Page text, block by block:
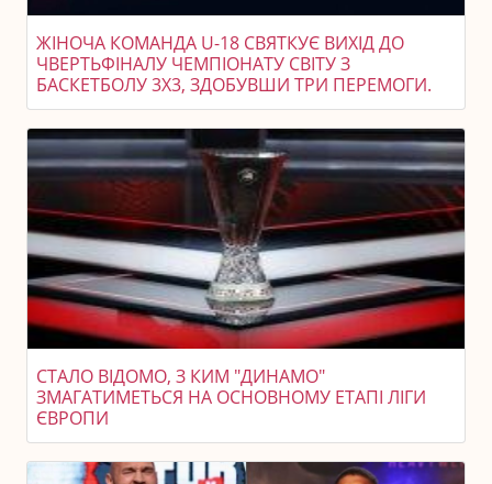
ЖІНОЧА КОМАНДА U-18 СВЯТКУЄ ВИХІД ДО
ЧВЕРТЬФІНАЛУ ЧЕМПІОНАТУ СВІТУ З
БАСКЕТБОЛУ 3X3, ЗДОБУВШИ ТРИ ПЕРЕМОГИ.
СТАЛО ВІДОМО, З КИМ "ДИНАМО"
ЗМАГАТИМЕТЬСЯ НА ОСНОВНОМУ ЕТАПІ ЛІГИ
ЄВРОПИ